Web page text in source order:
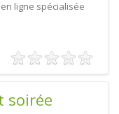
ligne spécialisée
soirée